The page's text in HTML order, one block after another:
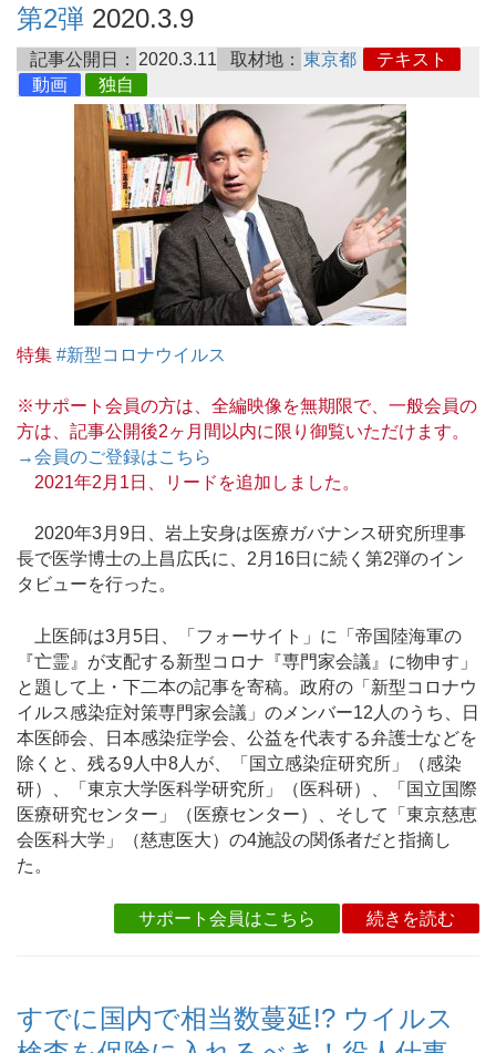
第2弾 2020.3.9
記事公開日： 2020.3.11 取材地： 東京都
テキスト
動画
独自
特集 #新型コロナウイルス
※サポート会員の方は、全編映像を無期限で、一般会員の
方は、記事公開後2ヶ月間以内に限り御覧いただけます。
→会員のご登録はこちら
2021年2月1日、リードを追加しました。
2020年3月9日、岩上安身は医療ガバナンス研究所理事
長で医学博士の上昌広氏に、2月16日に続く第2弾のイン
タビューを行った。
上医師は3月5日、「フォーサイト」に「帝国陸海軍の
『亡霊』が支配する新型コロナ『専門家会議』に物申す」
と題して上・下二本の記事を寄稿。政府の「新型コロナウ
イルス感染症対策専門家会議」のメンバー12人のうち、日
本医師会、日本感染症学会、公益を代表する弁護士などを
除くと、残る9人中8人が、「国立感染症研究所」（感染
研）、「東京大学医科学研究所」（医科研）、「国立国際
医療研究センター」（医療センター）、そして「東京慈恵
会医科大学」（慈恵医大）の4施設の関係者だと指摘し
た。
サポート会員はこちら 続きを読む
すでに国内で相当数蔓延!? ウイルス